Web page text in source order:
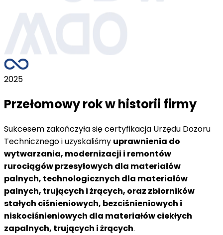
2025
Przełomowy rok w historii firmy
Sukcesem zakończyła się certyfikacja Urzędu Dozoru
Technicznego i uzyskaliśmy uprawnienia do
wytwarzania, modernizacji i remontów
rurociągów przesyłowych dla materiałów
palnych, technologicznych dla materiałów
palnych, trujących i żrących, oraz zbiorników
stałych ciśnieniowych, bezciśnieniowych i
niskociśnieniowych dla materiałów ciekłych
zapalnych, trujących i żrących.